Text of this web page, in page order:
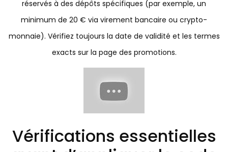
réservés à des dépôts spécifiques (par exemple, un
minimum de 20 € via virement bancaire ou crypto-
monnaie). Vérifiez toujours la date de validité et les termes
exacts sur la page des promotions.
Vérifications essentielles